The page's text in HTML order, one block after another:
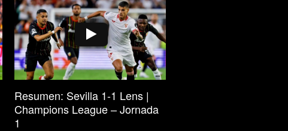
Resumen: Sevilla 1-1 Lens |
Champions League – Jornada
1